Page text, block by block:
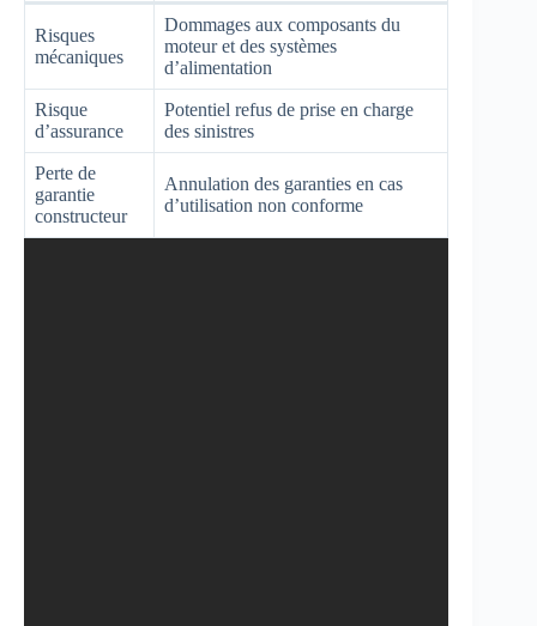
Risques
mécaniques
Dommages aux composants du
moteur et des systèmes
d’alimentation
Risque
d’assurance
Potentiel refus de prise en charge
des sinistres
Perte de
garantie
constructeur
Annulation des garanties en cas
d’utilisation non conforme